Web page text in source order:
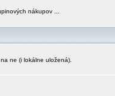
nákupov ...
ne (i lokálne uložená).